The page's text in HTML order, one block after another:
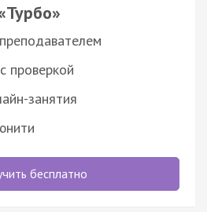
проверкой
занятия
бесплатно